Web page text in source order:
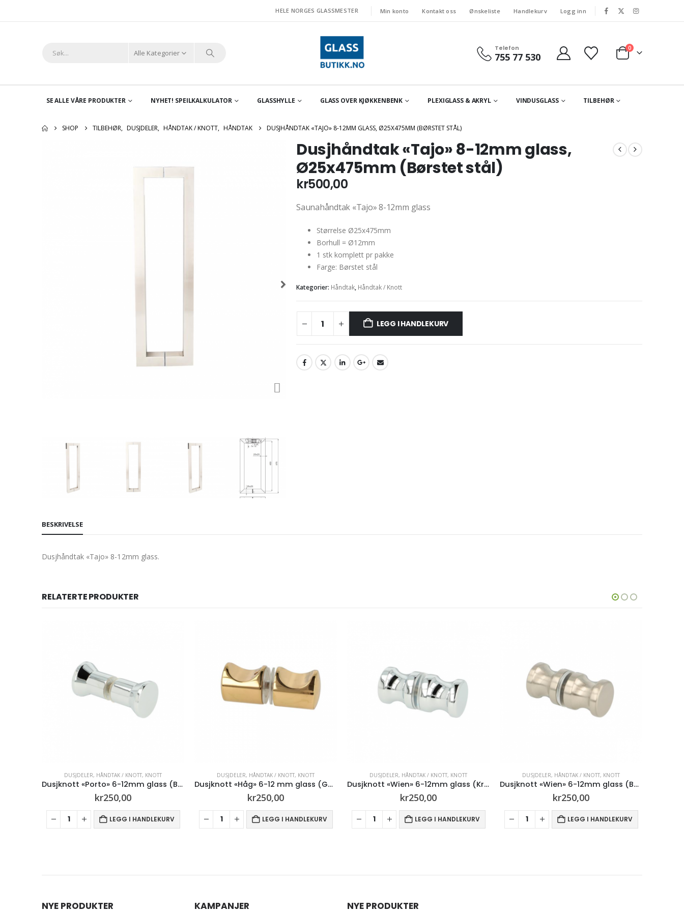
HELE NORGES GLASSMESTER Min konto Kontakt oss Ønskeliste Handlekurv Logg inn
Alle Kategorier
Telefon
755 77 530
0
SE ALLE VÅRE PRODUKTER NYHET! SPEILKALKULATOR GLASSHYLLE GLASS OVER KJØKKENBENK PLEXIGLASS & AKRYL VINDUSGLASS TILBEHØR
SHOP TILBEHØR, DUSJDELER, HÅNDTAK / KNOTT, HÅNDTAK DUSJHÅNDTAK «TAJO» 8-12MM GLASS, Ø25X475MM (BØRSTET STÅL)
Dusjhåndtak «Tajo» 8-12mm glass,
Ø25x475mm (Børstet stål)
kr500,00
Saunahåndtak «Tajo» 8-12mm glass
Størrelse Ø25x475mm
Borhull = Ø12mm
1 stk komplett pr pakke
Farge: Børstet stål
Kategorier: Håndtak, Håndtak / Knott
LEGG I HANDLEKURV
BESKRIVELSE
Dusjhåndtak «Tajo» 8-12mm glass.
RELATERTE PRODUKTER
DUSJDELER ,HÅNDTAK / KNOTT ,KNOTT
Dusjknott «Håg» 6-12 mm glass (Gull)
kr250,00
LEGG I HANDLEKURV
DUSJDELER ,HÅNDTAK / KNOTT ,KNOTT
kr250,00
LEGG I HANDLEKURV
DUSJDELER ,HÅNDTAK / KNOTT ,KNOTT
Dusjknott «Wien» 6-12mm glass (Børstet stål)
kr250,00
LEGG I HANDLEKURV
DUSJDELER ,HÅNDTAK / KNOTT ,KNOTT
Dusjknott «Kiel» 6-12mm glass (Krom)
kr250,00
LEGG I HANDLEKURV
NYE PRODUKTER KAMPANJER NYE PRODUKTER